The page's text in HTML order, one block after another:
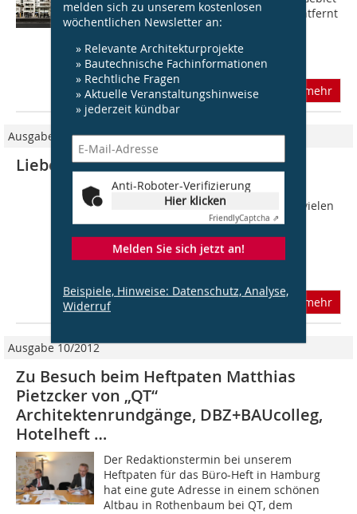
melden sich zu unserem kostenlosen
wöchentlichen Newsletter an:
» Relevante Architekturprojekte
» Bautechnische Fachinformationen
» Rechtliche Fragen
» Aktuelle Veranstaltungshinweise
» jederzeit kündbar
Anti-Roboter-Verifizierung
Hier klicken
FriendlyCaptcha ⇗
Melden Sie sich jetzt an!
Beispiele, Hinweise: Datenschutz, Analyse,
Widerruf
am Herrenhäuser Markt, nicht weit entfernt
von den berühmten Barockgärten. Im
Sommer 2013 kaufte die
Wohnungsgenossenschaft...
mehr
Ausgabe 06/2019
Liebe Leserinnen und Leser,
die zurzeit in Deutschland teils heftig
geführte Debatte um Wohnraum gilt vielen
als die soziale Frage unserer Zeit.
Bezahlbaren Wohnraum möchte man
hinzufügen, denn rein auf die
mehr
Ausgabe 10/2012
Zu Besuch beim Heftpaten Matthias
Pietzcker von „QT“
Architektenrundgänge, DBZ+BAUcolleg,
Hotelheft …
Der Redaktionstermin bei unserem
Heftpaten für das Büro-Heft in Hamburg
hat eine gute Adresse in einem schönen
Altbau in Rothenbaum bei QT, dem